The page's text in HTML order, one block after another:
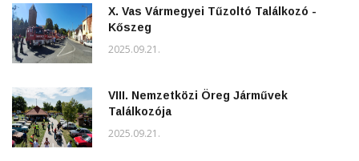
X. Vas Vármegyei Tűzoltó Találkozó -
Kőszeg
2025.09.21.
VIII. Nemzetközi Öreg Járművek
Találkozója
2025.09.21.